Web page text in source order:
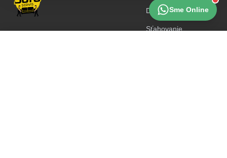
Sme Online
Domov
Sťahovanie